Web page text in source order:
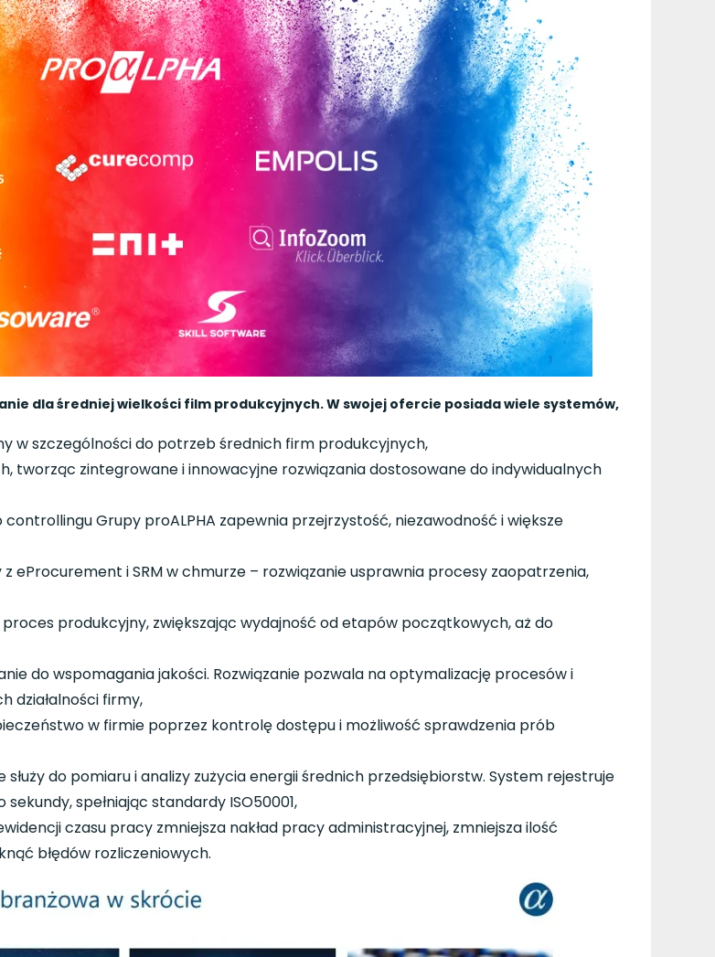
dla średniej wielkości film produkcyjnych. W swojej ofercie posiada wiele systemów,
w szczególności do potrzeb średnich firm produkcyjnych,
tworząc zintegrowane i innowacyjne rozwiązania dostosowane do indywidualnych
Grupy proALPHA zapewnia przejrzystość, niezawodność i większe
eProcurement i SRM w chmurze – rozwiązanie usprawnia procesy zaopatrzenia,
produkcyjny, zwiększając wydajność od etapów początkowych, aż do
do wspomagania jakości. Rozwiązanie pozwala na optymalizację procesów i
działalności firmy,
w firmie poprzez kontrolę dostępu i możliwość sprawdzenia prób
do pomiaru i analizy zużycia energii średnich przedsiębiorstw. System rejestruje
spełniając standardy ISO50001,
czasu pracy zmniejsza nakład pracy administracyjnej, zmniejsza ilość
błędów rozliczeniowych.